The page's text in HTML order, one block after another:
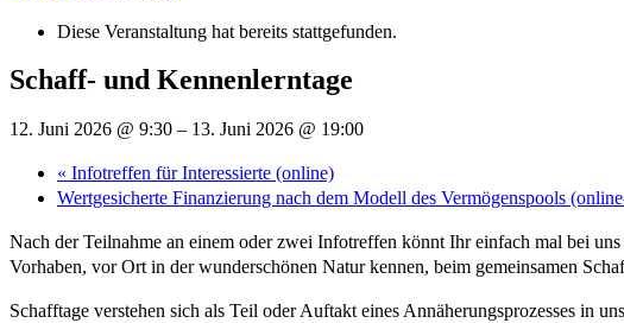
Diese Veranstaltung hat bereits stattgefunden.
Schaff- und Kennenlerntage
12. Juni 2026 @ 9:30 – 13. Juni 2026 @ 19:00
« Infotreffen für Interessierte (online)
Wertgesicherte Finanzierung nach dem Modell des Vermögenspools
Nach der Teilnahme an einem oder zwei Infotreffen könnt Ihr einfach mal bei
Vorhaben, vor Ort in der wunderschönen Natur kennen, beim gemeinsamen
Schafftage verstehen sich als Teil oder Auftakt eines Annäherungsprozesses in